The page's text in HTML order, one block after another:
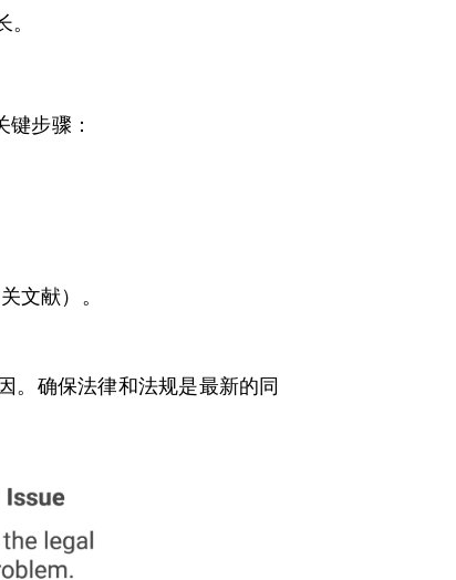
步骤：
文献）。
。确保法律和法规是最新的同